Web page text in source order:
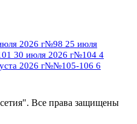
г№95+96 3 августа
г№96 9 августа
г
августа 2012 г
2026 г№98 25 июля
30 июля 2026 г№104 4
2026 г№№105-106 6
Все права защищены